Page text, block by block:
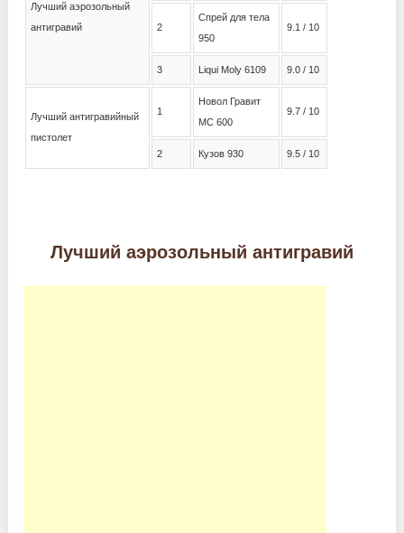
Лучший аэрозольный
антигравий
2
Спрей для тела
950
9.1 / 10
3 Liqui Moly 6109 9.0 / 10
Лучший антигравийный
пистолет
1
Новол Гравит
МС 600
9.7 / 10
2 Кузов 930 9.5 / 10
Лучший аэрозольный антигравий